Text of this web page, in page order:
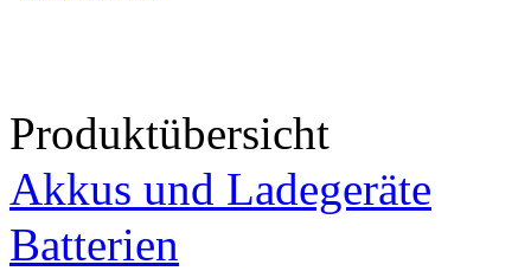
Produktübersicht
Akkus und Ladegeräte
Batterien